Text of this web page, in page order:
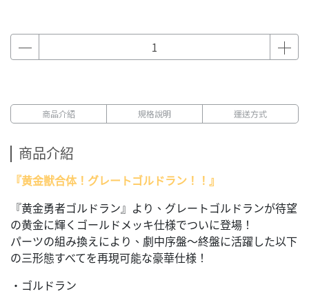
商品介紹 規格說明 運送方式
商品介紹
『黄金獣合体！グレートゴルドラン！！』
『黄金勇者ゴルドラン』より、グレートゴルドランが待望
の黄金に輝くゴールドメッキ仕様でついに登場！
パーツの組み換えにより、劇中序盤～終盤に活躍した以下
の三形態すべてを再現可能な豪華仕様！
・ゴルドラン